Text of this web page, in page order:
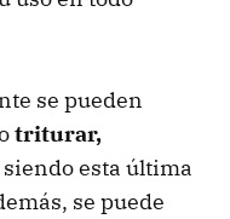
se pueden
triturar,
siendo esta última
se puede